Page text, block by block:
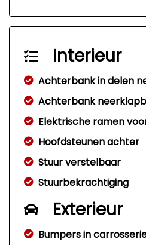
Interieur
Achterbank in delen
Achterbank
Elektrische ramen
Hoofdsteunen achter
Stuur verstelbaar
Stuurbekrachtiging
Exterieur
Bumpers in